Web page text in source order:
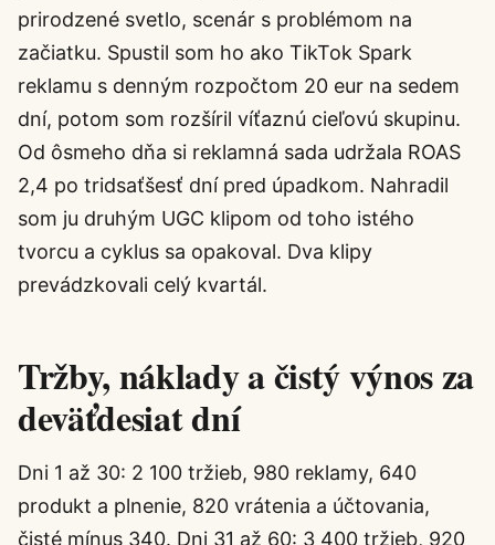
prirodzené svetlo, scenár s problémom na
začiatku. Spustil som ho ako TikTok Spark
reklamu s denným rozpočtom 20 eur na sedem
dní, potom som rozšíril víťaznú cieľovú skupinu.
Od ôsmeho dňa si reklamná sada udržala ROAS
2,4 po tridsaťšesť dní pred úpadkom. Nahradil
som ju druhým UGC klipom od toho istého
tvorcu a cyklus sa opakoval. Dva klipy
prevádzkovali celý kvartál.
Tržby, náklady a čistý výnos za
deväťdesiat dní
Dni 1 až 30: 2 100 tržieb, 980 reklamy, 640
produkt a plnenie, 820 vrátenia a účtovania,
čisté mínus 340. Dni 31 až 60: 3 400 tržieb, 920